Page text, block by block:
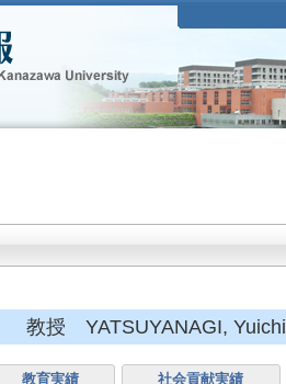
教授 YATSUYANAGI, Yuichi
教育実績 社会貢献実績